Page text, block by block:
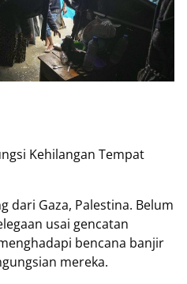
Kehilangan Tempat
dari Gaza, Palestina. Belum
usai gencatan
bencana banjir
mereka.